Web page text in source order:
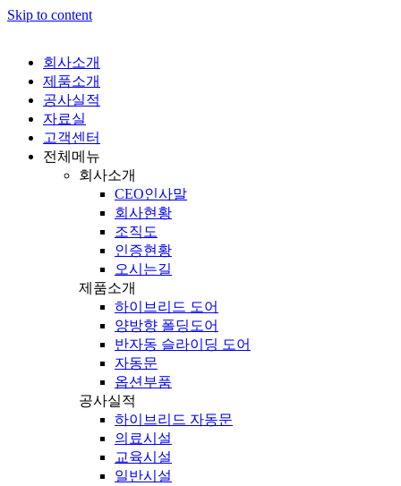
Skip to content
회사소개
제품소개
공사실적
자료실
고객센터
전체메뉴
회사소개
CEO인사말
회사현황
조직도
인증현황
오시는길
제품소개
하이브리드 도어
양방향 폴딩도어
반자동 슬라이딩 도어
자동문
옵션부품
공사실적
하이브리드 자동문
의료시설
교육시설
일반시설